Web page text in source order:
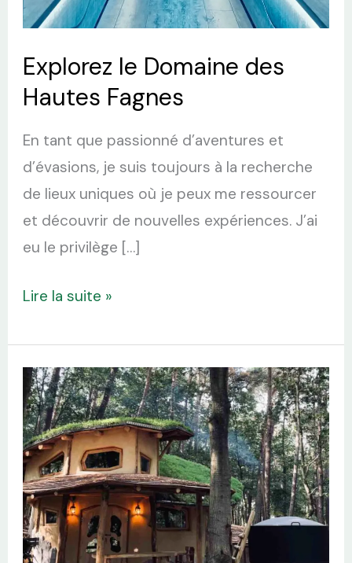
Explorez le Domaine des
Hautes Fagnes
En tant que passionné d’aventures et
d’évasions, je suis toujours à la recherche
de lieux uniques où je peux me ressourcer
et découvrir de nouvelles expériences. J’ai
eu le privilège […]
Lire la suite »
Découvrez
la
Magie
de
Warredal